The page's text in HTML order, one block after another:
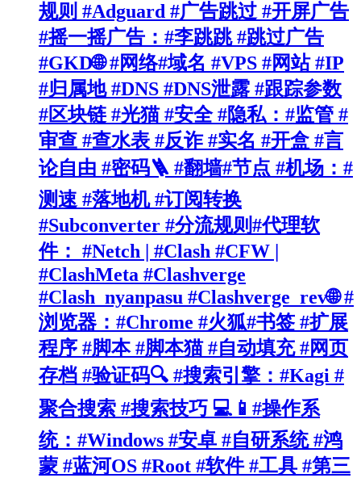
规则 #Adguard #广告跳过 #开屏广告
#摇一摇广告：#李跳跳 #跳过广告
#GKD🌐 #网络#域名 #VPS #网站 #IP
#归属地 #DNS #DNS泄露 #跟踪参数
#区块链 #光猫 #安全 #隐私：#监管 #
审查 #查水表 #反诈 #实名 #开盒 #言
论自由 #密码🪜 #翻墙#节点 #机场：#
测速 #落地机 #订阅转换
#Subconverter #分流规则#代理软
件： #Netch | #Clash #CFW |
#ClashMeta #Clashverge
#Clash_nyanpasu #Clashverge_rev🌐 #
浏览器：#Chrome #火狐#书签 #扩展
程序 #脚本 #脚本猫 #自动填充 #网页
存档 #验证码🔍 #搜索引擎：#Kagi #
聚合搜索 #搜索技巧 💻📱#操作系
统：#Windows #安卓 #自研系统 #鸿
蒙 #蓝河OS #Root #软件 #工具 #第三